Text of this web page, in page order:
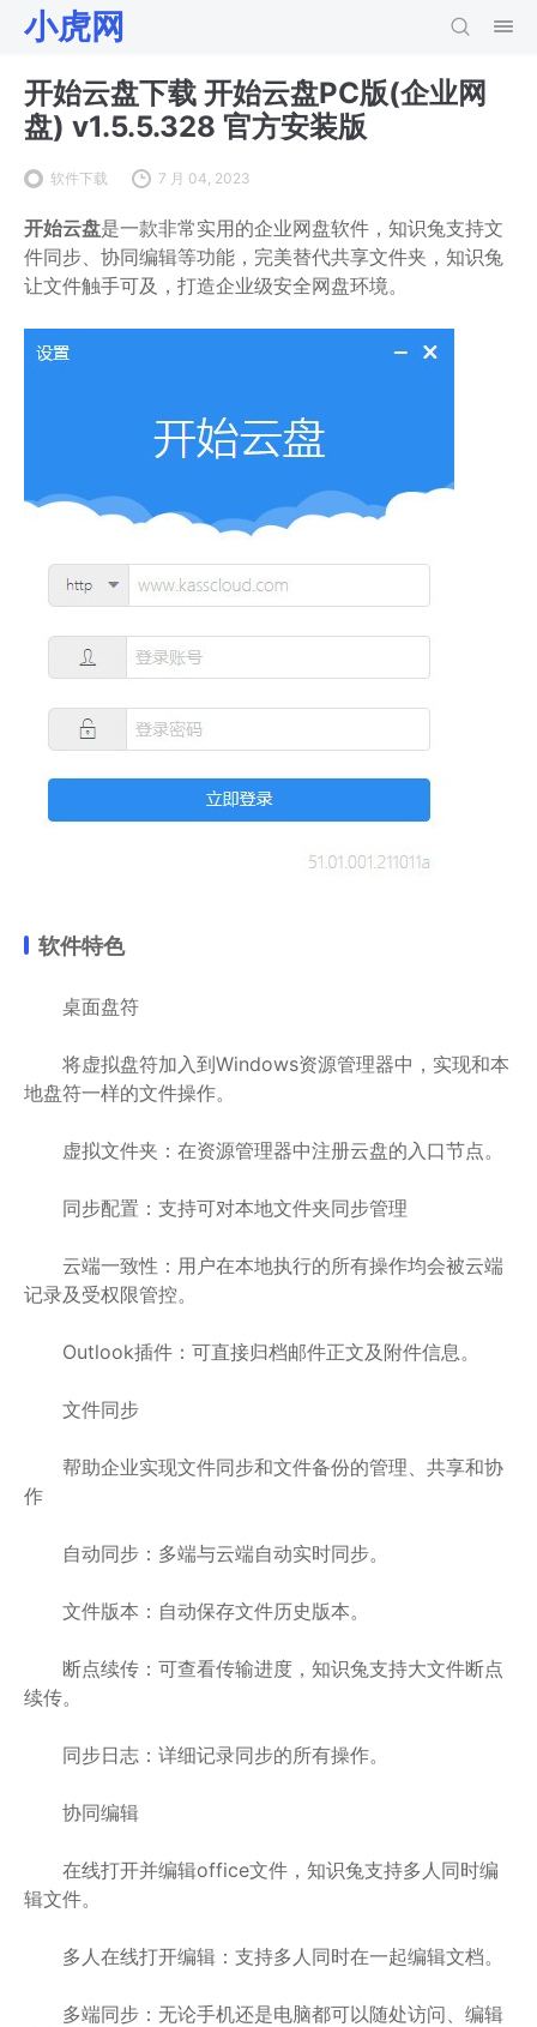
小虎网
开始云盘下载 开始云盘PC版(企业网
盘) v1.5.5.328 官方安装版
软件下载 7 月 04, 2023
开始云盘是一款非常实用的企业网盘软件，知识兔支持文
件同步、协同编辑等功能，完美替代共享文件夹，知识兔
让文件触手可及，打造企业级安全网盘环境。
软件特色
桌面盘符
将虚拟盘符加入到Windows资源管理器中，实现和本
地盘符一样的文件操作。
虚拟文件夹：在资源管理器中注册云盘的入口节点。
同步配置：支持可对本地文件夹同步管理
云端一致性：用户在本地执行的所有操作均会被云端
记录及受权限管控。
Outlook插件：可直接归档邮件正文及附件信息。
文件同步
帮助企业实现文件同步和文件备份的管理、共享和协
作
自动同步：多端与云端自动实时同步。
文件版本：自动保存文件历史版本。
断点续传：可查看传输进度，知识兔支持大文件断点
续传。
同步日志：详细记录同步的所有操作。
协同编辑
在线打开并编辑office文件，知识兔支持多人同时编
辑文件。
多人在线打开编辑：支持多人同时在一起编辑文档。
多端同步：无论手机还是电脑都可以随处访问、编辑